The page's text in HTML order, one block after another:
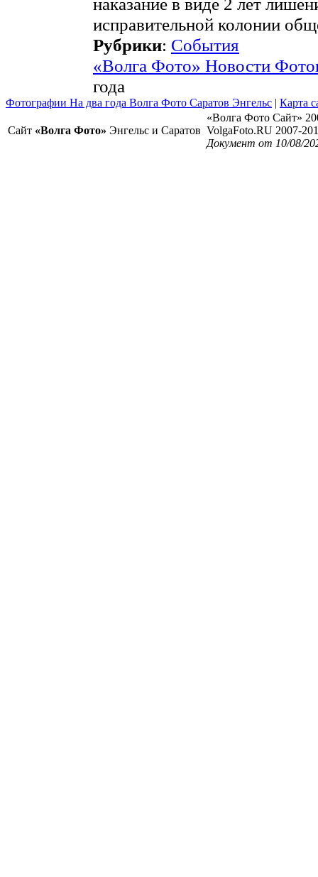
исправительной колонии
Рубрики: События
«Волга Фото» Новости
года
Фотографии На два года Волга Фото Саратов Энгельс | Карта
Сайт «Волга Фото» Энгельс и Саратов
«Волга Фото Сайт»
VolgaFoto.RU 2007-
Документ от 10/08/